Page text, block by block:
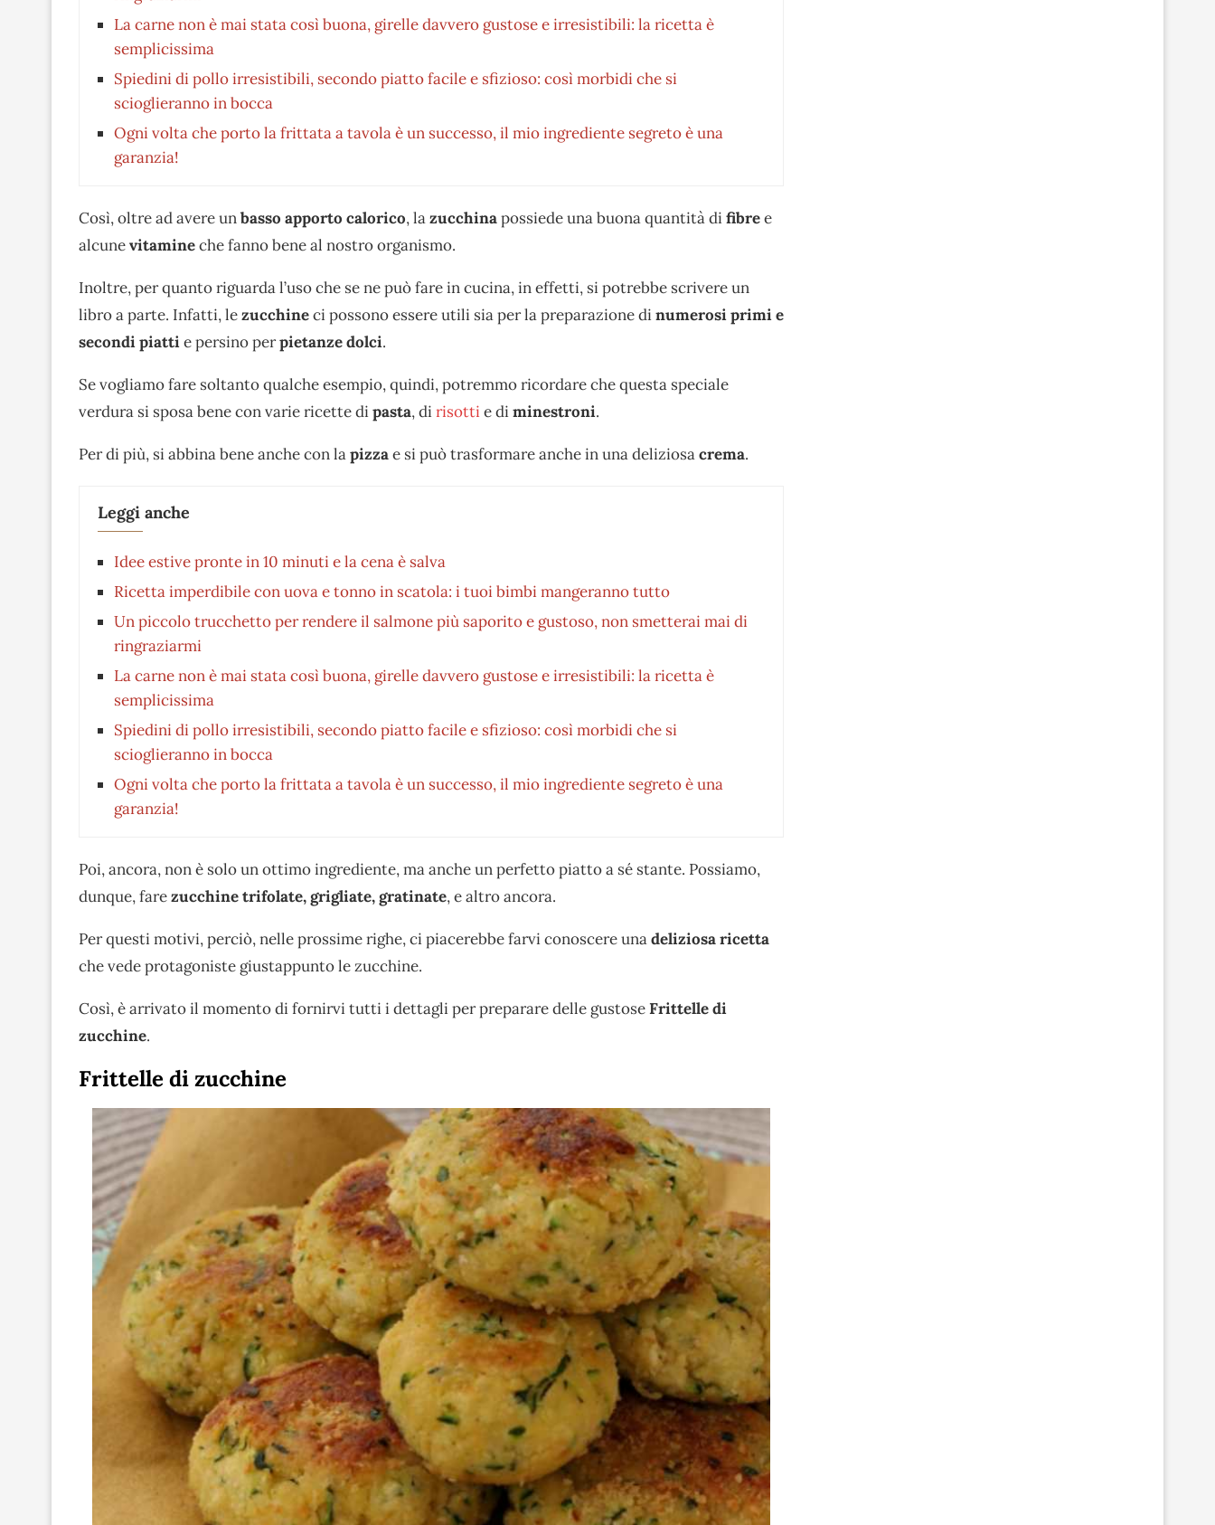
La carne non è mai stata così buona, girelle davvero gustose e irresistibili: la ricetta è
semplicissima
Spiedini di pollo irresistibili, secondo piatto facile e sfizioso: così morbidi che si
scioglieranno in bocca
Ogni volta che porto la frittata a tavola è un successo, il mio ingrediente segreto è una
garanzia!
Così, oltre ad avere unbasso apporto calorico, lazucchinapossiede una buona quantità difibree
alcunevitamineche fanno bene al nostro organismo.
Inoltre, per quanto riguarda l’uso che se ne può fare in cucina, in effetti, si potrebbe scrivere un
libro a parte. Infatti, lezucchineci possono essere utili sia per la preparazione dinumerosi primi e
secondi piattie persino perpietanze dolci.
Se vogliamo fare soltanto qualche esempio, quindi, potremmo ricordare che questa speciale
verdura si sposa bene con varie ricette dipasta, dirisottie diminestroni.
Per di più, si abbina bene anche con lapizzae si può trasformare anche in una deliziosacrema.
Leggi anche
Idee estive pronte in 10 minuti e la cena è salva
Ricetta imperdibile con uova e tonno in scatola: i tuoi bimbi mangeranno tutto
Un piccolo trucchetto per rendere il salmone più saporito e gustoso, non smetterai mai di
ringraziarmi
La carne non è mai stata così buona, girelle davvero gustose e irresistibili: la ricetta è
semplicissima
Spiedini di pollo irresistibili, secondo piatto facile e sfizioso: così morbidi che si
scioglieranno in bocca
Ogni volta che porto la frittata a tavola è un successo, il mio ingrediente segreto è una
garanzia!
Poi, ancora, non è solo un ottimo ingrediente, ma anche un perfetto piatto a sé stante. Possiamo,
dunque, farezucchine trifolate, grigliate, gratinate, e altro ancora.
Per questi motivi, perciò, nelle prossime righe, ci piacerebbe farvi conoscere unadeliziosa ricetta
che vede protagoniste giustappunto le zucchine.
Così, è arrivato il momento di fornirvi tutti i dettagli per preparare delle gustoseFrittelle di
zucchine.
Frittelle di zucchine